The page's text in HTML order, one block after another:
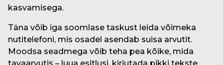
kasvamisega.
Täna võib iga soomlase taskust leida võimeka
nutitelefoni, mis osadel asendab suisa arvutit.
Moodsa seadmega võib teha pea kõike, mida